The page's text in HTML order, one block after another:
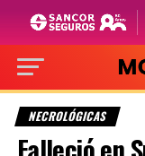
NECROLÓGICAS